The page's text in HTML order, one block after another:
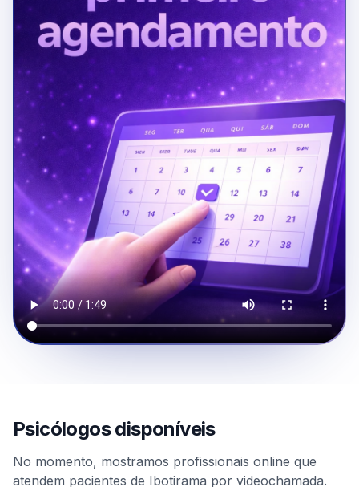
Psicólogos disponíveis
No momento, mostramos profissionais online que
atendem pacientes de Ibotirama por videochamada.